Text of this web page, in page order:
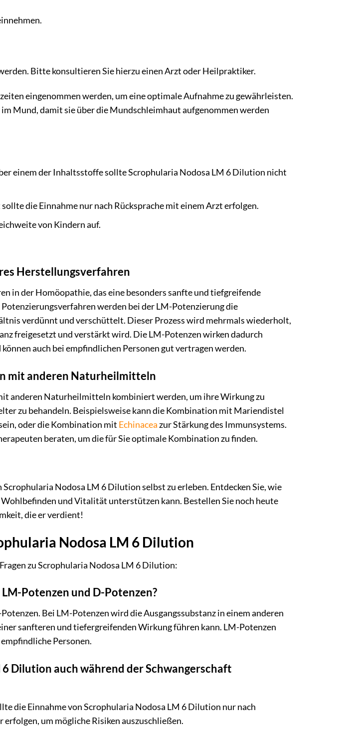
Bitte konsultieren Sie hierzu einen Arzt oder Heilpraktiker.
eingenommen werden, um eine optimale Aufnahme zu gewährleisten.
Mund, damit sie über die Mundschleimhaut aufgenommen werden
einem der Inhaltsstoffe sollte Scrophularia Nodosa LM 6 Dilution nicht
die Einnahme nur nach Rücksprache mit einem Arzt erfolgen.
von Kindern auf.
Herstellungsverfahren
in der Homöopathie, das eine besonders sanfte und tiefgreifende
werden bei der LM-Potenzierung die
verdünnt und verschüttelt. Dieser Prozess wird mehrmals wiederholt,
freigesetzt und verstärkt wird. Die LM-Potenzen wirken dadurch
auch bei empfindlichen Personen gut vertragen werden.
mit anderen Naturheilmitteln
anderen Naturheilmitteln kombiniert werden, um ihre Wirkung zu
zu behandeln. Beispielsweise kann die Kombination mit Mariendistel
oder die Kombination mit Echinaceazur Stärkung des Immunsystems.
beraten, um die für Sie optimale Kombination zu finden.
Nodosa LM 6 Dilution selbst zu erleben. Entdecken Sie, wie
und Vitalität unterstützen kann. Bestellen Sie noch heute
die er verdient!
Nodosa LM 6 Dilution
zu Scrophularia Nodosa LM 6 Dilution:
Potenzen und D-Potenzen?
Bei LM-Potenzen wird die Ausgangssubstanz in einem anderen
sanfteren und tiefergreifenden Wirkung führen kann. LM-Potenzen
Personen.
Dilution auch während der Schwangerschaft
die Einnahme von Scrophularia Nodosa LM 6 Dilution nur nach
um mögliche Risiken auszuschließen.